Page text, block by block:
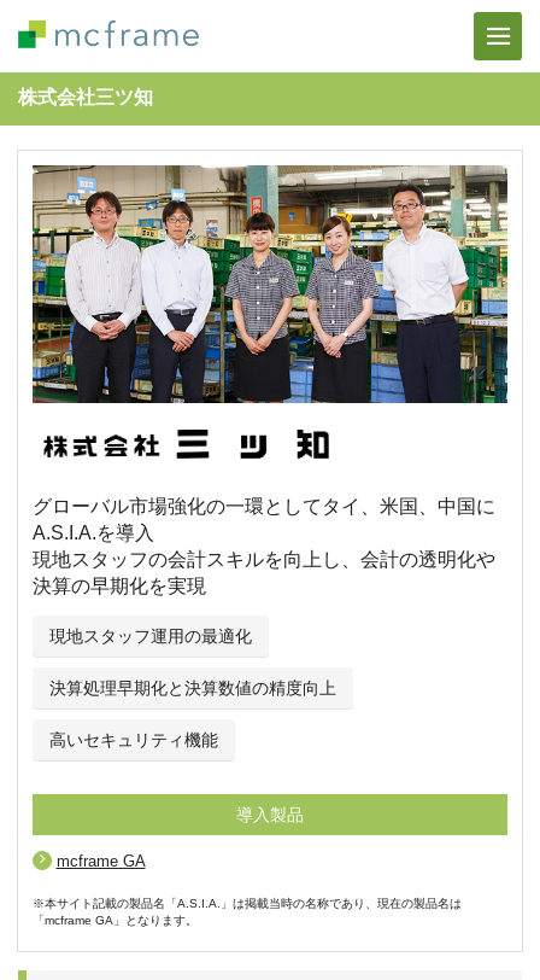
株式会社三ツ知
グローバル市場強化の一環としてタイ、米国、中国に
A.S.I.A.を導入
現地スタッフの会計スキルを向上し、会計の透明化や
決算の早期化を実現
現地スタッフ運用の最適化
決算処理早期化と決算数値の精度向上
高いセキュリティ機能
導入製品
mcframe GA
※本サイト記載の製品名「A.S.I.A.」は掲載当時の名称であり、現在の製品名は
「mcframe GA」となります。